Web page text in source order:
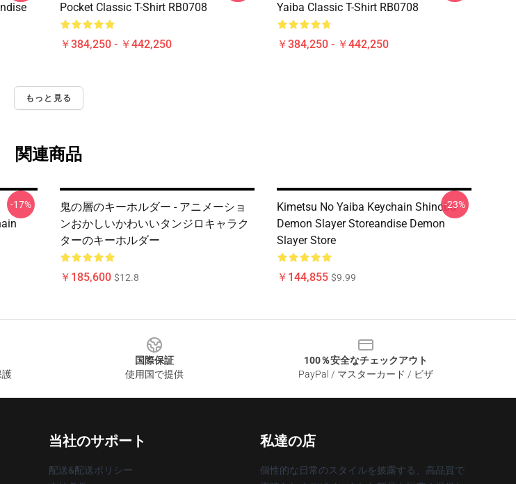
Pocket Classic T-Shirt RB0708
￥384,250 - ￥442,250
Yaiba Classic T-Shirt RB0708
￥384,250 - ￥442,250
もっと見る
関連商品
-17%
鬼の層のキーホルダー - アニメーショ
ンおかしいかわいいタンジロキャラク
ターのキーホルダー
￥185,600 $12.8
Kimetsu No Yaiba Keychain Shinobu
Demon Slayer Storeandise Demon
Slayer Store
￥144,855 $9.99
-23%
護
国際保証
使用国で提供
100％安全なチェックアウト
PayPal / マスターカード / ビザ
当社のサポート
配送&配送ポリシー
私達の店
個性的な日常のスタイルを披露する、高品質で